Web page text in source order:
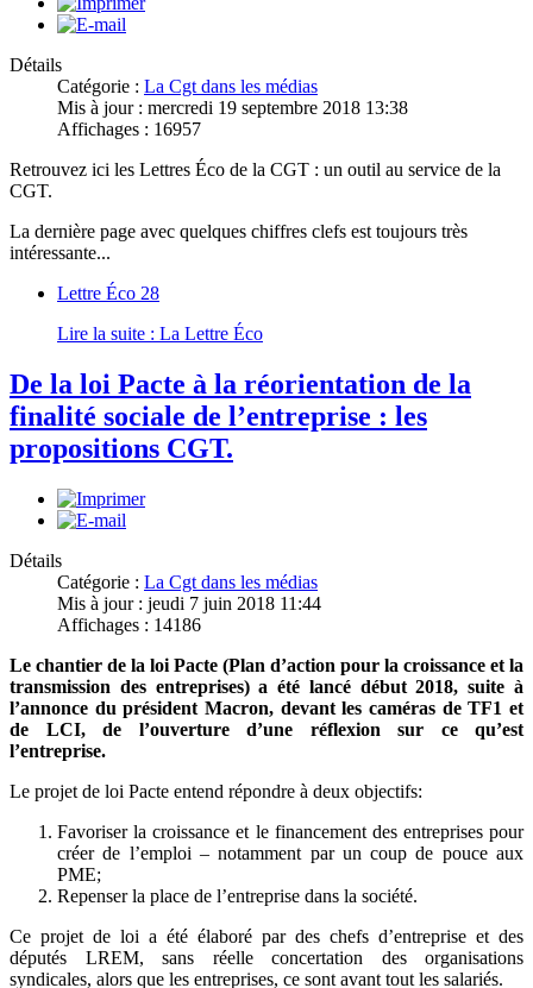
Détails
Catégorie : La Cgt dans les médias
Mis à jour : mercredi 19 septembre 2018 13:38
Affichages : 16957
Retrouvez ici les Lettres Éco de la CGT : un outil au service de la
CGT.
La dernière page avec quelques chiffres clefs est toujours très
intéressante...
Lettre Éco 28
Lire la suite : La Lettre Éco
De la loi Pacte à la réorientation de la
finalité sociale de l’entreprise : les
propositions CGT.
Détails
Catégorie : La Cgt dans les médias
Mis à jour : jeudi 7 juin 2018 11:44
Affichages : 14186
Le chantier de la loi Pacte (Plan d’action pour la croissance et la
transmission des entreprises) a été lancé début 2018, suite à
l’annonce du président Macron, devant les caméras de TF1 et
de LCI, de l’ouverture d’une réflexion sur ce qu’est
l’entreprise.
Le projet de loi Pacte entend répondre à deux objectifs:
Favoriser la croissance et le financement des entreprises pour
créer de l’emploi – notamment par un coup de pouce aux
PME;
Repenser la place de l’entreprise dans la société.
Ce projet de loi a été élaboré par des chefs d’entreprise et des
députés LREM, sans réelle concertation des organisations
syndicales, alors que les entreprises, ce sont avant tout les salariés.